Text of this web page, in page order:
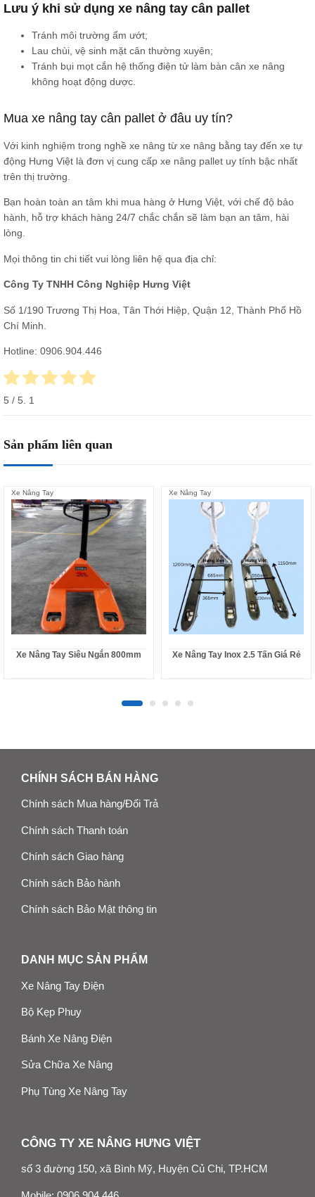
Lưu ý khi sử dụng xe nâng tay cân pallet
Tránh môi trường ẩm ướt;
Lau chùi, vệ sinh mặt cân thường xuyên;
Tránh bụi mọt cắn hệ thống điện tử làm bàn cân xe nâng
không hoạt động dược.
Mua xe nâng tay cân pallet ở đâu uy tín?
Với kinh nghiệm trong nghề xe nâng từ xe nâng bằng tay đến xe tự
động Hưng Việt là đơn vị cung cấp xe nâng pallet uy tính bậc nhất
trên thị trường.
Bạn hoàn toàn an tâm khi mua hàng ở Hưng Việt, với chế độ bảo
hành, hỗ trợ khách hàng 24/7 chắc chắn sẽ làm bạn an tâm, hài
lòng.
Mọi thông tin chi tiết vui lòng liên hệ qua địa chỉ:
Công Ty TNHH Công Nghiệp Hưng Việt
Số 1/190 Trương Thị Hoa, Tân Thới Hiệp, Quận 12, Thành Phố Hồ
Chí Minh.
Hotline: 0906.904.446
5 / 5. 1
Sản phẩm liên quan
Xe Nâng Tay
Xe Nâng Tay Siêu Ngắn 800mm
Xe Nâng Tay
Xe Nâng Tay Inox 2.5 Tấn Giá Rẻ
CHÍNH SÁCH BÁN HÀNG
Chính sách Mua hàng/Đổi Trả
Chính sách Thanh toán
Chính sách Giao hàng
Chính sách Bảo hành
Chính sách Bảo Mật thông tin
DANH MỤC SẢN PHẨM
Xe Nâng Tay Điện
Bộ Kẹp Phuy
Bánh Xe Nâng Điện
Sửa Chữa Xe Nâng
Phụ Tùng Xe Nâng Tay
CÔNG TY XE NÂNG HƯNG VIỆT
số 3 đường 150, xã Bình Mỹ, Huyện Củ Chi, TP.HCM